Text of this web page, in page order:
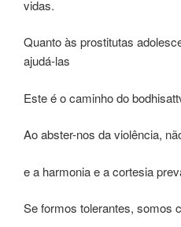
vidas.
Quanto às prostitutas
ajudá-las
Este é o caminho do
Ao abster-nos da violência,
e a harmonia e a cortesia
Se formos tolerantes, somos